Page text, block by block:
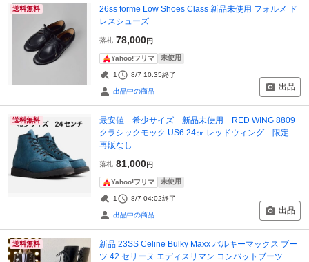
送料無料
26ss forme Low Shoes Class 新品未使用 フォルメ ド
レスシューズ
落札 78,000円
Yahoo!フリマ 未使用
1 8/7 10:35終了
出品中の商品 出品
送料無料
最安値 希少サイズ 新品未使用 RED WING 8809
クラシックモック US6 24㎝ レッドウィング 限定
再販なし
落札 81,000円
Yahoo!フリマ 未使用
1 8/7 04:02終了
出品中の商品 出品
送料無料
新品 23SS Celine Bulky Maxx バルキーマックス ブー
ツ 42 セリーヌ エディスリマン コンバットブーツ